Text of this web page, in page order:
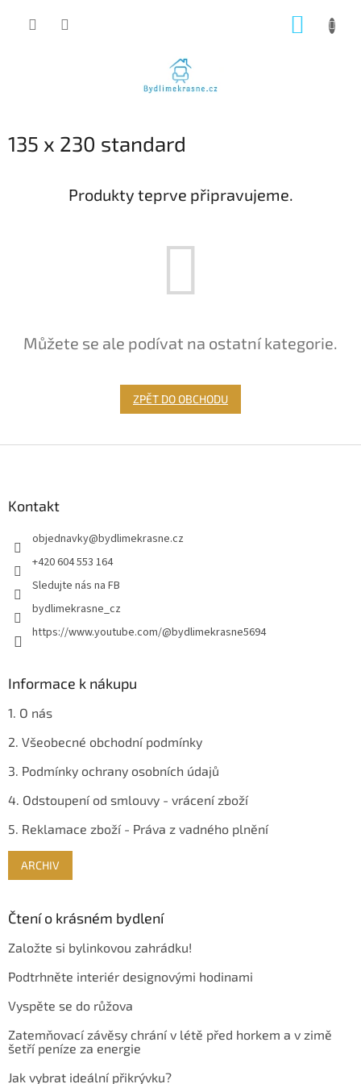
135 x 230 standard
Produkty teprve připravujeme.
Můžete se ale podívat na ostatní kategorie.
ZPĚT DO OBCHODU
Kontakt
objednavky@bydlimekrasne.cz
+420 604 553 164
Sledujte nás na FB
bydlimekrasne_cz
https://www.youtube.com/@bydlimekrasne5694
Informace k nákupu
1. O nás
2. Všeobecné obchodní podmínky
3. Podmínky ochrany osobních údajů
4. Odstoupení od smlouvy - vrácení zboží
5. Reklamace zboží - Práva z vadného plnění
ARCHIV
Čtení o krásném bydlení
Založte si bylinkovou zahrádku!
Podtrhněte interiér designovými hodinami
Vyspěte se do růžova
Zatemňovací závěsy chrání v létě před horkem a v zimě
šetří peníze za energie
Jak vybrat ideální přikrývku?